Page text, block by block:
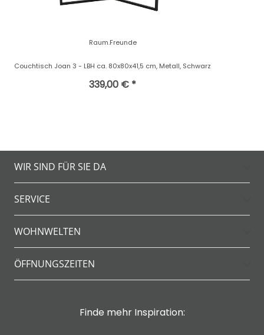
Raum.Freunde
Couchtisch Joan 3 - LBH ca. 80x80x41,5 cm, Metall, Schwarz
339,00 € *
WIR SIND FÜR SIE DA
SERVICE
WOHNWELTEN
ÖFFNUNGSZEITEN
Finde mehr Inspiration: